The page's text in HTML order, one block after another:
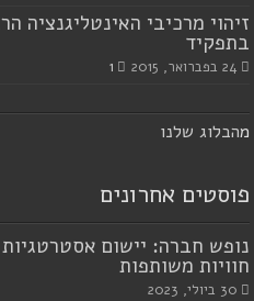
זיהוי מרכיבי האינטליגנציה
בתפקיד
24 בפברואר, 2015 1
מהבלוג שלנו
פוסטים אחרונים
נופש חברה: יישום
חוויות משותפות
30 ביולי, 2023